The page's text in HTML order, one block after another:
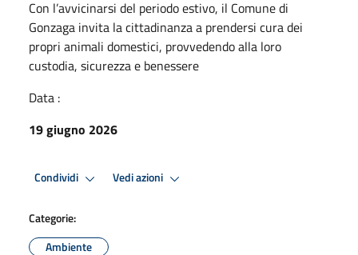
Con l’avvicinarsi del periodo estivo, il Comune di
Gonzaga invita la cittadinanza a prendersi cura dei
propri animali domestici, provvedendo alla loro
custodia, sicurezza e benessere
Data :
19 giugno 2026
Condividi Vedi azioni
Categorie:
Ambiente